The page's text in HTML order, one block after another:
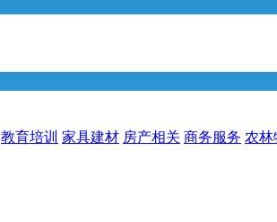
教育培训 家具建材 房产相关 商务服务 农林